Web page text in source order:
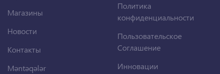
Магазины
Новости
Контакты
Məntəqələr
Политика
конфиденциальности
Пользовательское
Соглашение
Инновации